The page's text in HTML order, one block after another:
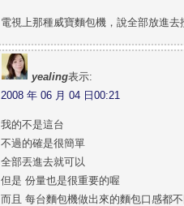
電視上那種威寶麵包機，說全部放進
yealing表示:
2008 年 06 月 04 日00:21
我的不是這台
不過的確是很簡單
全部丟進去就可以
但是 份量也是很重要的喔
而且 每台麵包機做出來的麵包口感都不